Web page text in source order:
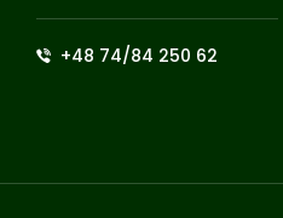
+48 74/84 250 62